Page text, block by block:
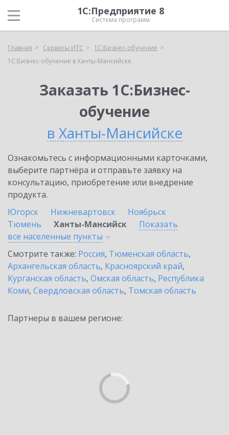
1С:Предприятие 8
Система программ
Главная Сервисы ИТС
1С:Бизнес-обучение
1С:Бизнес-обучение в Ханты-Мансийске
Заказать 1С:Бизнес-
обучение
в Ханты-Мансийске
Ознакомьтесь с информационными карточками,
выберите партнёра и отправьте заявку на
консультацию, приобретение или внедрение
продукта.
Югорск
Нижневартовск
Ноябрьск
Тюмень
Ханты-Мансийск
Показать
все населенные пункты
Смотрите также: Россия, Тюменская область,
Архангельская область, Красноярский край,
Курганская область, Омская область, Республика
Коми, Свердловская область, Томская область
Партнеры в вашем регионе: